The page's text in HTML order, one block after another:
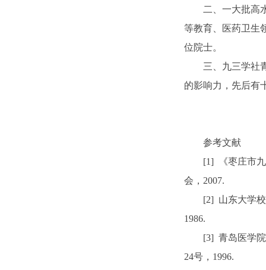
二、一大批高
等教育、医药卫生
位院士。
三、九三学社
的影响力，先后有
参考文献
[1] 《枣庄市
会，2007.
[2] 山东大学
1986.
[3] 青岛医学
24号，1996.